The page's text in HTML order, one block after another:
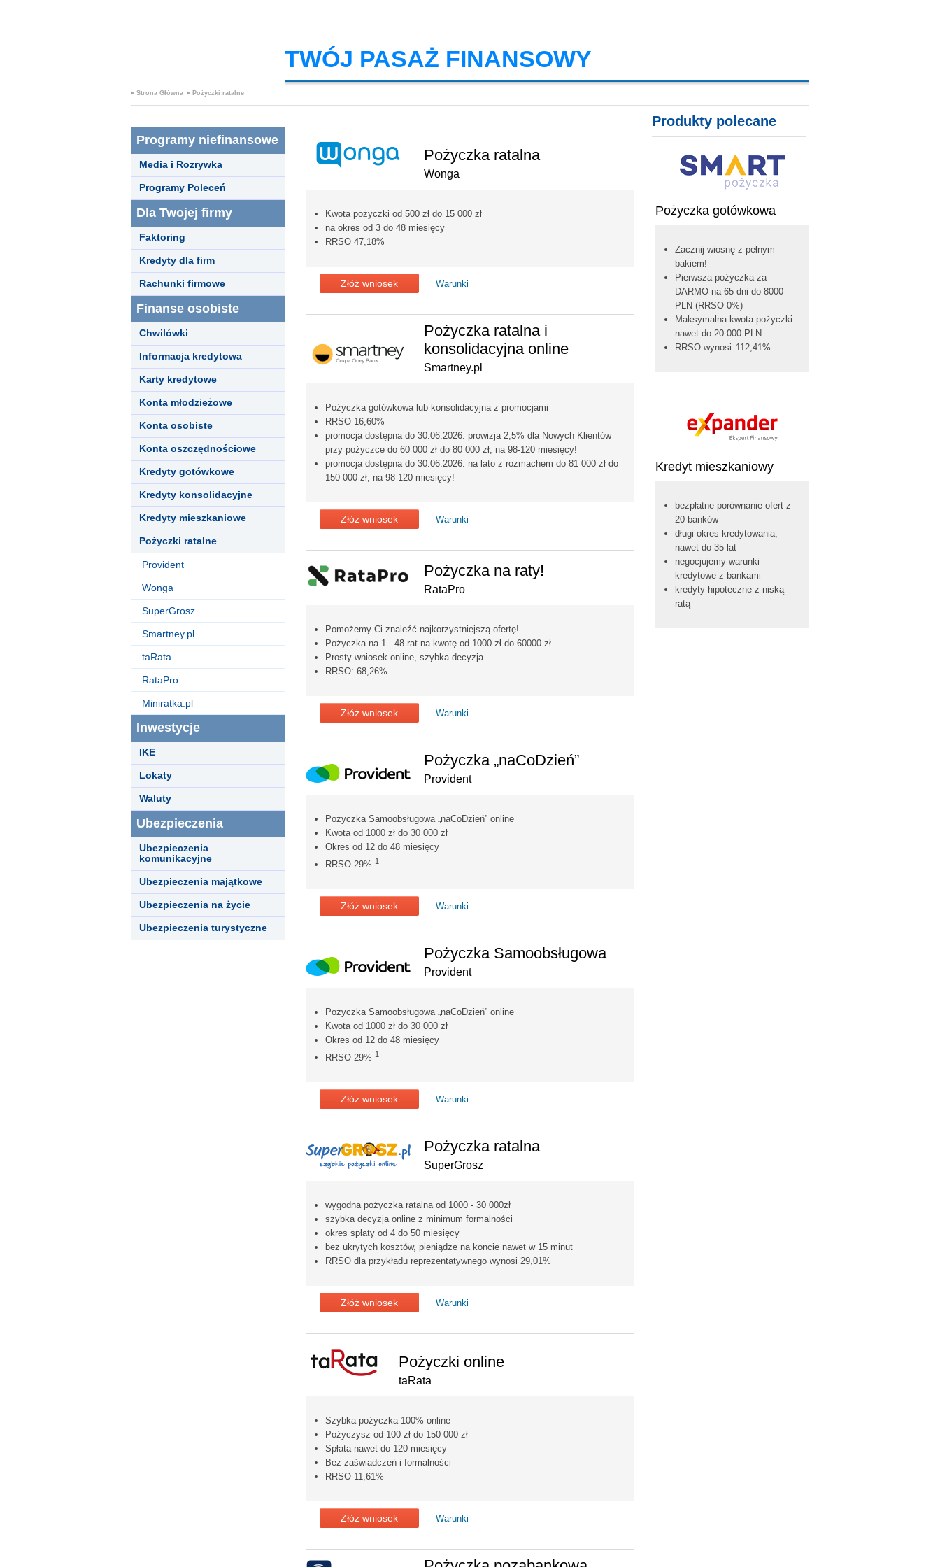
TWÓJ PASAŻ FINANSOWY
Strona Główna Pożyczki ratalne
Programy niefinansowe
Media i Rozrywka
Programy Poleceń
Dla Twojej firmy
Faktoring
Kredyty dla firm
Rachunki firmowe
Finanse osobiste
Chwilówki
Informacja kredytowa
Karty kredytowe
Konta młodzieżowe
Konta osobiste
Konta oszczędnościowe
Kredyty gotówkowe
Kredyty konsolidacyjne
Kredyty mieszkaniowe
Pożyczki ratalne
Provident
Wonga
SuperGrosz
Smartney.pl
taRata
RataPro
Miniratka.pl
Inwestycje
IKE
Lokaty
Waluty
Ubezpieczenia
Ubezpieczenia
komunikacyjne
Ubezpieczenia majątkowe
Ubezpieczenia na życie
Ubezpieczenia turystyczne
Pożyczka ratalna
Wonga
Kwota pożyczki od 500 zł do 15 000 zł
na okres od 3 do 48 miesięcy
RRSO 47,18%
Złóż wniosek Warunki
Pożyczka ratalna i
konsolidacyjna online
Smartney.pl
Pożyczka gotówkowa lub konsolidacyjna z promocjami
RRSO 16,60%
promocja dostępna do 30.06.2026: prowizja 2,5% dla Nowych Klientów
przy pożyczce do 60 000 zł do 80 000 zł, na 98-120 miesięcy!
promocja dostępna do 30.06.2026: na lato z rozmachem do 81 000 zł do
150 000 zł, na 98-120 miesięcy!
Złóż wniosek Warunki
Pożyczka na raty!
RataPro
Pomożemy Ci znaleźć najkorzystniejszą ofertę!
Pożyczka na 1 - 48 rat na kwotę od 1000 zł do 60000 zł
Prosty wniosek online, szybka decyzja
RRSO: 68,26%
Złóż wniosek Warunki
Pożyczka „naCoDzień”
Provident
Pożyczka Samoobsługowa „naCoDzień” online
Kwota od 1000 zł do 30 000 zł
Okres od 12 do 48 miesięcy
RRSO 29% 1
Złóż wniosek Warunki
Pożyczka Samoobsługowa
Provident
Pożyczka Samoobsługowa „naCoDzień” online
Kwota od 1000 zł do 30 000 zł
Okres od 12 do 48 miesięcy
RRSO 29% 1
Złóż wniosek Warunki
Pożyczka ratalna
SuperGrosz
wygodna pożyczka ratalna od 1000 - 30 000zł
szybka decyzja online z minimum formalności
okres spłaty od 4 do 50 miesięcy
bez ukrytych kosztów, pieniądze na koncie nawet w 15 minut
RRSO dla przykładu reprezentatywnego wynosi 29,01%
Złóż wniosek Warunki
Pożyczki online
taRata
Szybka pożyczka 100% online
Pożyczysz od 100 zł do 150 000 zł
Spłata nawet do 120 miesięcy
Bez zaświadczeń i formalności
RRSO 11,61%
Złóż wniosek Warunki
Produkty polecane
Pożyczka gotówkowa
Zacznij wiosnę z pełnym
bakiem!
Pierwsza pożyczka za
DARMO na 65 dni do 8000
PLN (RRSO 0%)
Maksymalna kwota pożyczki
nawet do 20 000 PLN
RRSO wynosi 112,41%
Kredyt mieszkaniowy
bezpłatne porównanie ofert z
20 banków
długi okres kredytowania,
nawet do 35 lat
negocjujemy warunki
kredytowe z bankami
kredyty hipoteczne z niską
ratą